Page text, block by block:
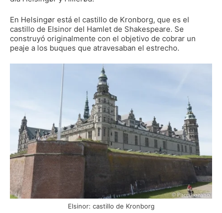
En Helsingør está el castillo de Kronborg, que es el
castillo de Elsinor del Hamlet de Shakespeare. Se
construyó originalmente con el objetivo de cobrar un
peaje a los buques que atravesaban el estrecho.
Elsinor: castillo de Kronborg